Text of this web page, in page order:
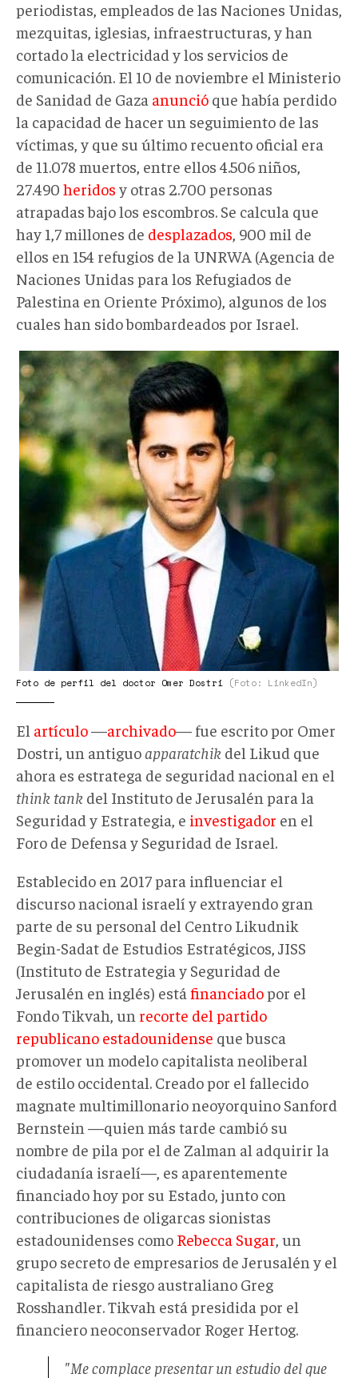
periodistas, empleados de las Naciones Unidas,
mezquitas, iglesias, infraestructuras, y han
cortado la electricidad y los servicios de
comunicación. El 10 de noviembre el Ministerio
de Sanidad de Gaza anunció que había perdido
la capacidad de hacer un seguimiento de las
víctimas, y que su último recuento oficial era
de 11.078 muertos, entre ellos 4.506 niños,
27.490 heridos y otras 2.700 personas
atrapadas bajo los escombros. Se calcula que
hay 1,7 millones de desplazados , 900 mil de
ellos en 154 refugios de la UNRWA (Agencia de
Naciones Unidas para los Refugiados de
Palestina en Oriente Próximo), algunos de los
cuales han sido bombardeados por Israel.
Omer
Dostri.jpg
Foto de perfil del doctor Omer Dostri (Foto: LinkedIn)
El artículo—archivado— fue escrito por Omer
Dostri, un antiguoapparatchik del Likud que
ahora es estratega de seguridad nacional en el
think tank del Instituto de Jerusalén para la
Seguridad y Estrategia, e investigador en el
Foro de Defensa y Seguridad de Israel.
Establecido en 2017 para influenciar el
discurso nacional israelí y extrayendo gran
parte de su personal del Centro Likudnik
Begin-Sadat de Estudios Estratégicos, JISS
(Instituto de Estrategia y Seguridad de
Jerusalén en inglés) está financiadopor el
Fondo Tikvah, un recorte del partido
republicano estadounidense que busca
promover un modelo capitalista neoliberal
de estilo occidental. Creado por el fallecido
magnate multimillonario neoyorquino Sanford
Bernstein —quien más tarde cambió su
nombre de pila por el de Zalman al adquirir la
ciudadanía israelí—, es aparentemente
financiado hoy por su Estado, junto con
contribuciones de oligarcas sionistas
estadounidenses como Rebecca Sugar , un
grupo secreto de empresarios de Jerusalén y el
capitalista de riesgo australiano Greg
Rosshandler. Tikvah está presidida por el
financiero neoconservador Roger Hertog.
"Me complace presentar un estudio del que